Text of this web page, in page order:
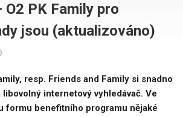
O2 PK Family pro
jsou (aktualizováno)
resp. Friends and Family si snadno
internetový vyhledávač. Ve
formu benefitního programu nějaké